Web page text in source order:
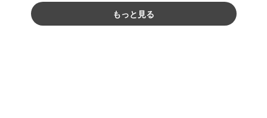
もっと見る